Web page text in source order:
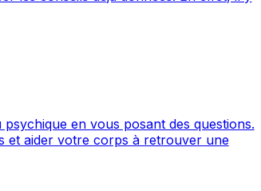
en vous posant des questions.
et aider votre corps à retrouver une